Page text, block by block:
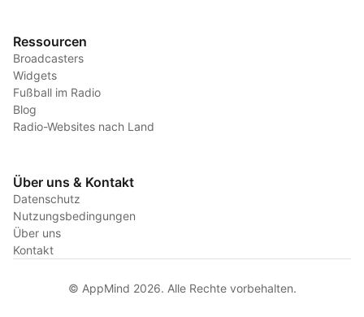
Ressourcen
Broadcasters
Widgets
Fußball im Radio
Blog
Radio-Websites nach Land
Über uns & Kontakt
Datenschutz
Nutzungsbedingungen
Über uns
Kontakt
© AppMind 2026. Alle Rechte vorbehalten.